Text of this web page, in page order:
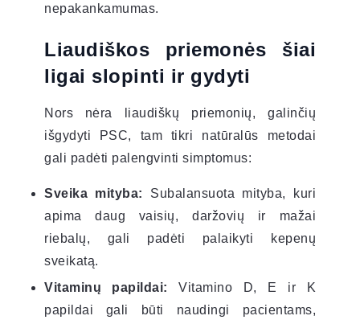
nepakankamumas.
Liaudiškos priemonės šiai
ligai slopinti ir gydyti
Nors nėra liaudiškų priemonių, galinčių
išgydyti PSC, tam tikri natūralūs metodai
gali padėti palengvinti simptomus:
Sveika mityba:
Subalansuota mityba, kuri
apima daug vaisių, daržovių ir mažai
riebalų, gali padėti palaikyti kepenų
sveikatą.
Vitaminų papildai:
Vitamino D, E ir K
papildai gali būti naudingi pacientams,